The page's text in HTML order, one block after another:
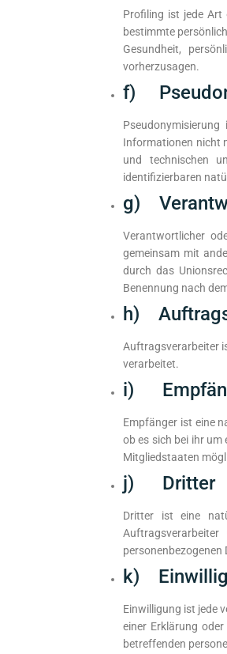
Profiling ist jede Art
bestimmte
Gesundheit,
vorherzusagen.
f)
Informationen nicht
und technischen
identifizierbaren
g)
Verantwortlicher
gemeinsam mit
durch das
Benennung nach
h)
Auftragsverarbeiter
verarbeitet.
i)
Empfänger ist eine
ob es sich bei ihr
Mitgliedstaaten
j) Dritter
Dritter ist eine
personenbezogenen
k)
Einwilligung ist jede
einer Erklärung
betreffenden